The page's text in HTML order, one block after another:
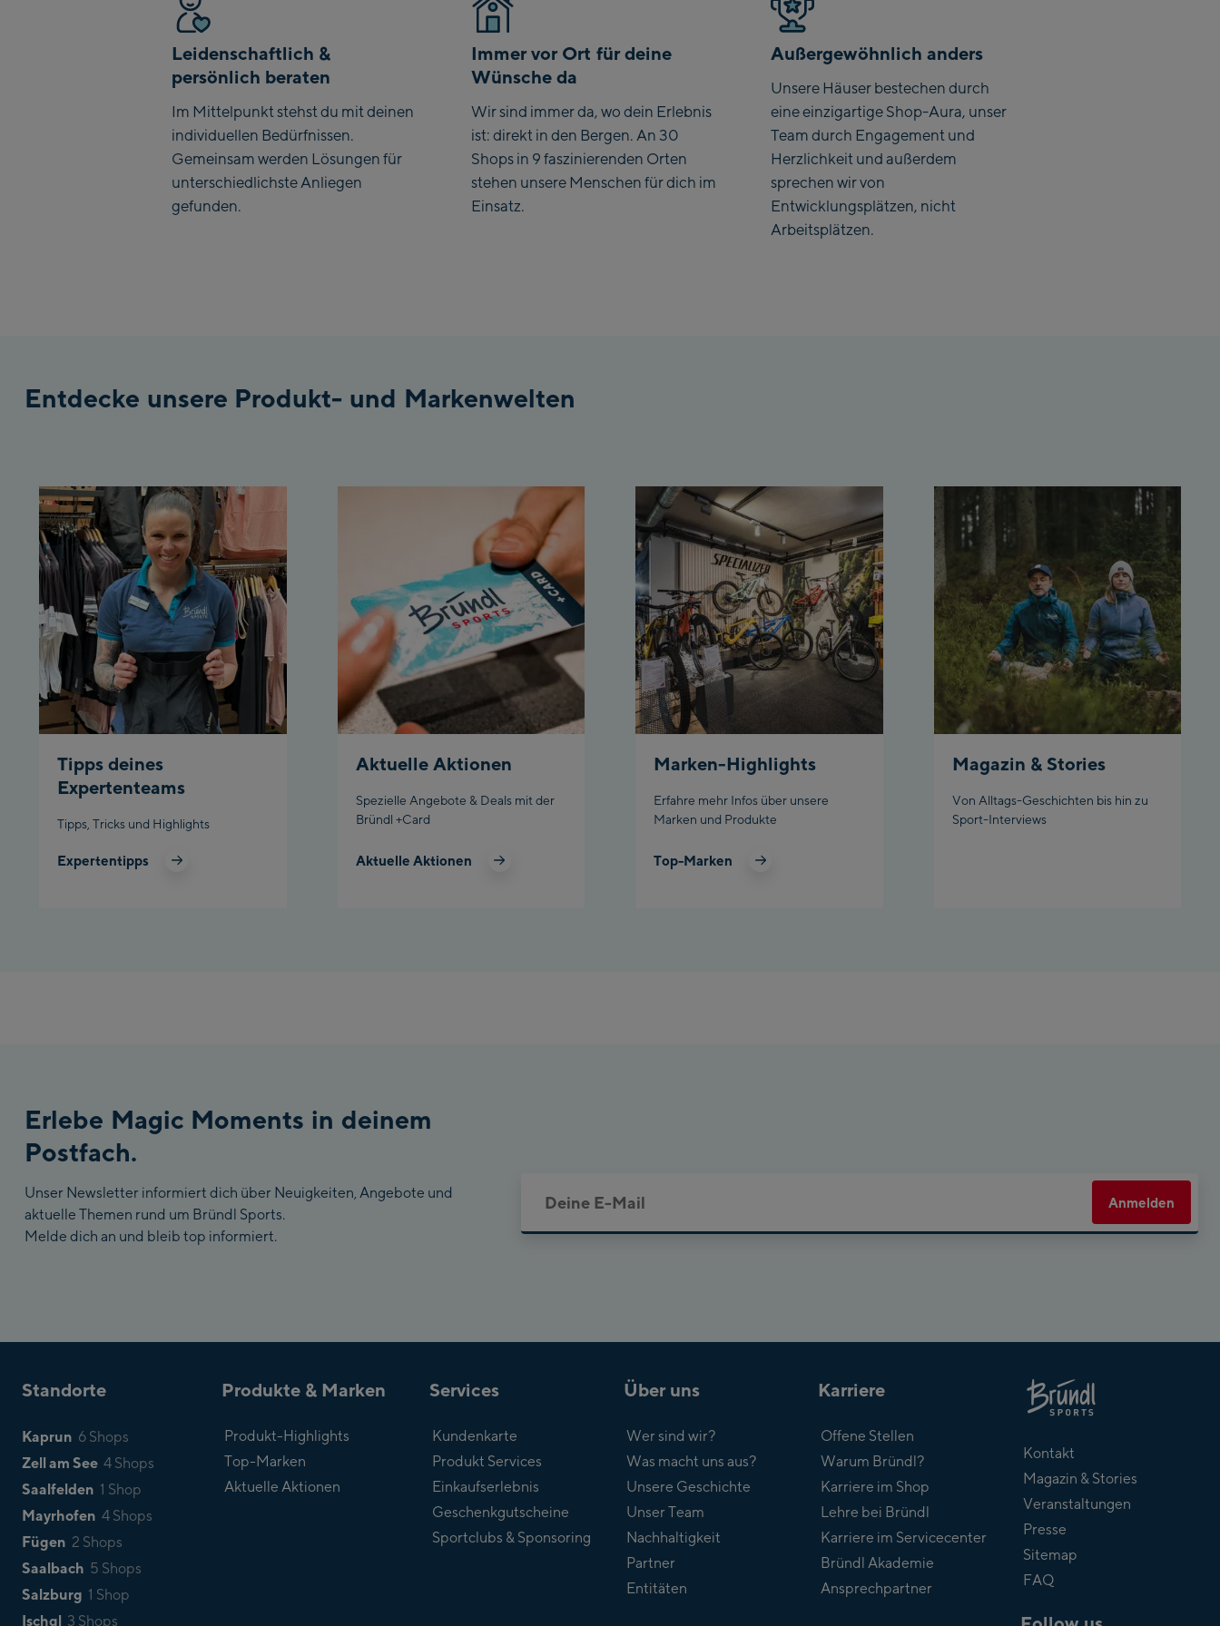
Kohlmaisbahn
Saalbach Ski-Service Center
Viehhofen Talstation /Valley
station
Salzburg:
McArthurGlen Designer
Outlet
Spieljochbahn Talstation
/Valley station
Spieljochbahn Bergstation /
Top station
Ischgl:
Ischgl Zentrum
Ischgl Outlet
Pardatschgratbahn
Leidenschaftlich &
persönlich beraten
Im Mittelpunkt stehst du mit deinen
individuellen Bedürfnissen.
Gemeinsam werden Lösungen für
unterschiedlichste Anliegen
gefunden.
Immer vor Ort für deine
Wünsche da
Wir sind immer da, wo dein Erlebnis
ist: direkt in den Bergen. An 30
Shops in 9 faszinierenden Orten
stehen unsere Menschen für dich im
Einsatz.
Außergewöhnlich anders
Unsere Häuser bestechen durch
eine einzigartige Shop-Aura, unser
Team durch Engagement und
Herzlichkeit und außerdem
sprechen wir von
Entwicklungsplätzen, nicht
Arbeitsplätzen.
Entdecke unsere Produkt- und Markenwelten
Tipps deines
Expertenteams
Tipps, Tricks und Highlights
Expertentipps
Aktuelle Aktionen
Spezielle Angebote & Deals mit der
Bründl +Card
Aktuelle Aktionen
Marken-Highlights
Erfahre mehr Infos über unsere
Marken und Produkte
Top-Marken
Magazin & Stories
Von Alltags-Geschichten bis hin zu
Sport-Interviews
Erlebe Magic Moments in deinem
Postfach.
Unser Newsletter informiert dich über Neuigkeiten, Angebote und
aktuelle Themen rund um Bründl Sports.
Melde dich an und bleib top informiert.
Anmelden
Standorte
Kaprun 6 Shops
Zell am See 4 Shops
Saalfelden 1 Shop
Mayrhofen 4 Shops
Fügen 2 Shops
Saalbach 5 Shops
Salzburg 1 Shop
Ischgl 3 Shops
Produkte & Marken
Produkt-Highlights
Top-Marken
Aktuelle Aktionen
Services
Kundenkarte
Produkt Services
Einkaufserlebnis
Geschenkgutscheine
Sportclubs & Sponsoring
Über uns
Wer sind wir?
Was macht uns aus?
Unsere Geschichte
Unser Team
Nachhaltigkeit
Partner
Entitäten
Karriere
Offene Stellen
Warum Bründl?
Karriere im Shop
Lehre bei Bründl
Karriere im Servicecenter
Bründl Akademie
Ansprechpartner
Bründl
Kontakt
Magazin & Stories
Veranstaltungen
Presse
Sitemap
FAQ